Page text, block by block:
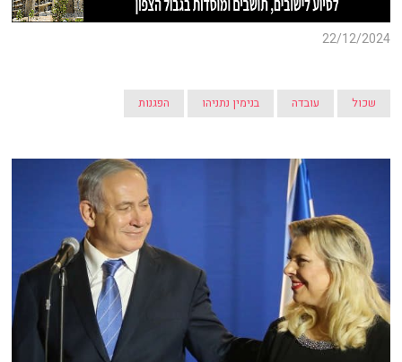
22/12/2024
שכול עובדה בנימין נתניהו הפגנות